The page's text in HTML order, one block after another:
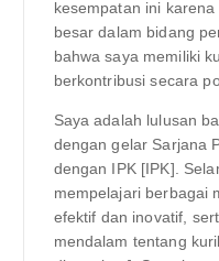
kesempatan ini
besar dalam bidang
bahwa saya memiliki
berkontribusi secara
Saya adalah lulusan
dengan gelar Sarjana
dengan IPK [IPK].
mempelajari berbagai
efektif dan inovatif,
mendalam tentang